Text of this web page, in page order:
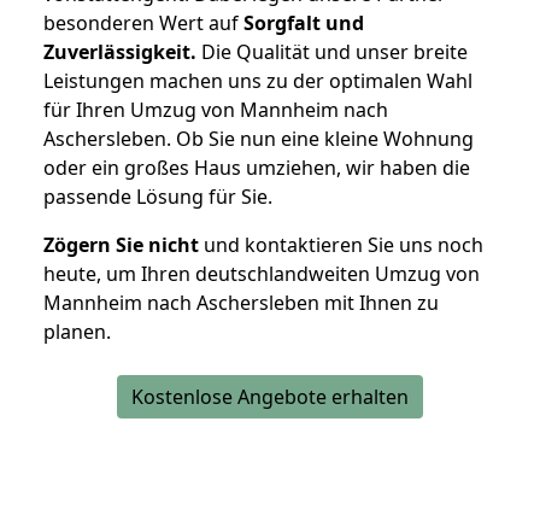
besonderen Wert aufSorgfalt und
Zuverlässigkeit. Die Qualität und unser breite
Leistungen machen uns zu der optimalen Wahl
für Ihren Umzug von Mannheim nach
Aschersleben. Ob Sie nun eine kleine Wohnung
oder ein großes Haus umziehen, wir haben die
passende Lösung für Sie.
Zögern Sie nicht und kontaktieren Sie uns noch
heute, um Ihren deutschlandweiten Umzug von
Mannheim nach Aschersleben mit Ihnen zu
planen.
Kostenlose Angebote erhalten